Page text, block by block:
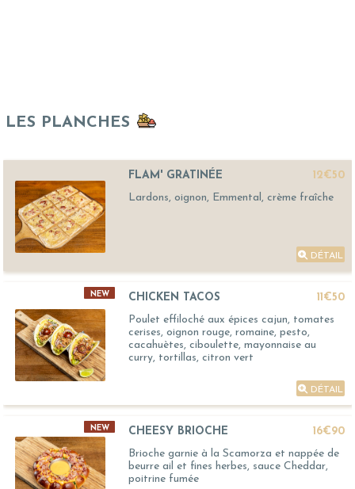
LES PLANCHES
FLAM' GRATINÉE
12€50
Lardons, oignon, Emmental, crème fraîche
DÉTAIL
NEW CHICKEN TACOS
11€50
Poulet effiloché aux épices cajun, tomates
cerises, oignon rouge, romaine, pesto,
cacahuètes, ciboulette, mayonnaise au
curry, tortillas, citron vert
DÉTAIL
NEW CHEESY BRIOCHE
16€90
Brioche garnie à la Scamorza et nappée de
beurre ail et fines herbes, sauce Cheddar,
poitrine fumée